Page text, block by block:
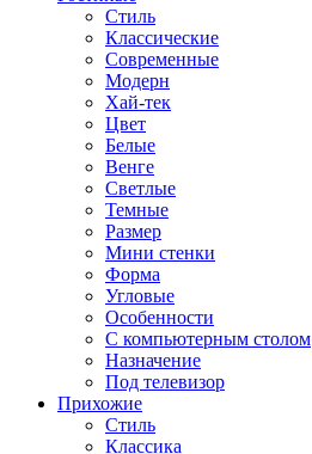
Стиль
Классические
Современные
Модерн
Хай-тек
Цвет
Белые
Венге
Светлые
Темные
Размер
Мини стенки
Форма
Угловые
Особенности
С компьютерным столом
Назначение
Под телевизор
Прихожие
Стиль
Классика